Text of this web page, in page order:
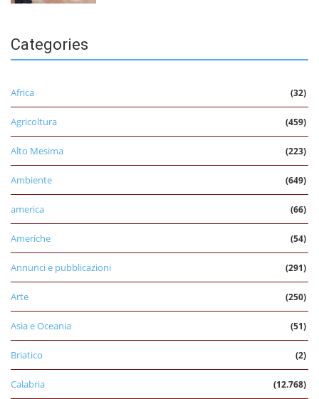
Categories
Africa (32)
Agricoltura (459)
Alto Mesima (223)
Ambiente (649)
america (66)
Americhe (54)
Annunci e pubblicazioni (291)
Arte (250)
Asia e Oceania (51)
Briatico (2)
Calabria (12.768)